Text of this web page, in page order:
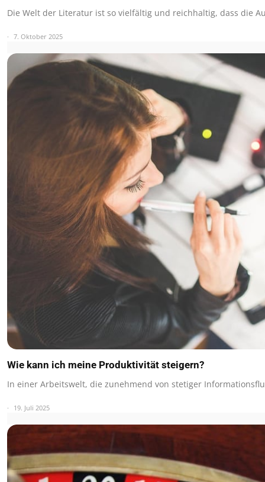
Die Welt der Literatur ist so vielfältig und reichhaltig, dass die
7. Oktober 2025
Wie kann ich meine Produktivität steigern?
In einer Arbeitswelt, die zunehmend von stetiger
19. Juli 2025